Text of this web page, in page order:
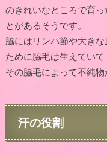
のきれいなところで育
とがあるそうです。
脇にはリンパ節や大き
ために脇毛は生えていて
その脇毛によって不純物
汗の役割